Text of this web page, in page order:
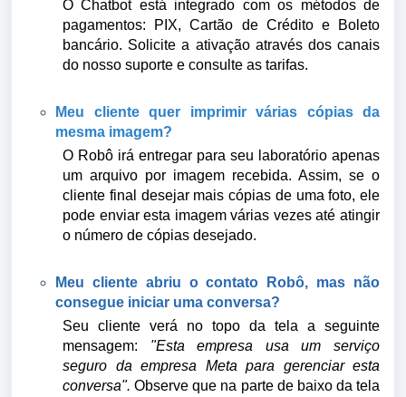
O Chatbot está integrado com os métodos de
pagamentos: PIX, Cartão de Crédito e Boleto
bancário. Solicite a ativação através dos canais
do nosso suporte e consulte as tarifas.
Meu cliente quer imprimir várias cópias da
mesma imagem?
O Robô irá entregar para seu laboratório apenas
um arquivo por imagem recebida. Assim, se o
cliente final desejar mais cópias de uma foto, ele
pode enviar esta imagem várias vezes até atingir
o número de cópias desejado.
Meu cliente abriu o contato Robô, mas não
consegue iniciar uma conversa?
Seu cliente verá no topo da tela a seguinte
mensagem: "Esta empresa usa um serviço
seguro da empresa Meta para gerenciar esta
conversa". Observe que na parte de baixo da tela